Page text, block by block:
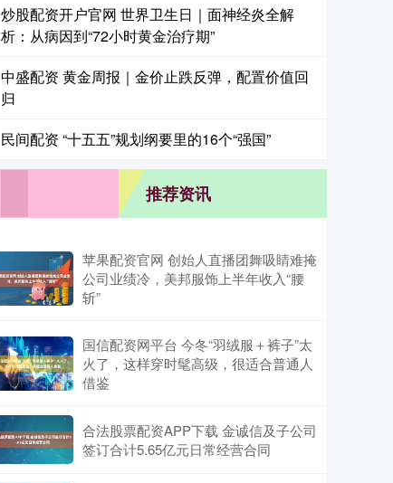
炒股配资开户官网 世界卫生日｜面神经炎全解
析：从病因到“72小时黄金治疗期”
中盛配资 黄金周报｜金价止跌反弹，配置价值回
归
民间配资 “十五五”规划纲要里的16个“强国”
推荐资讯
苹果配资官网 创始人直播团舞吸睛难掩
公司业绩冷，美邦服饰上半年收入“腰
斩”
国信配资网平台 今冬“羽绒服＋裤子”太
火了，这样穿时髦高级，很适合普通人
借鉴
合法股票配资APP下载 金诚信及子公司
签订合计5.65亿元日常经营合同